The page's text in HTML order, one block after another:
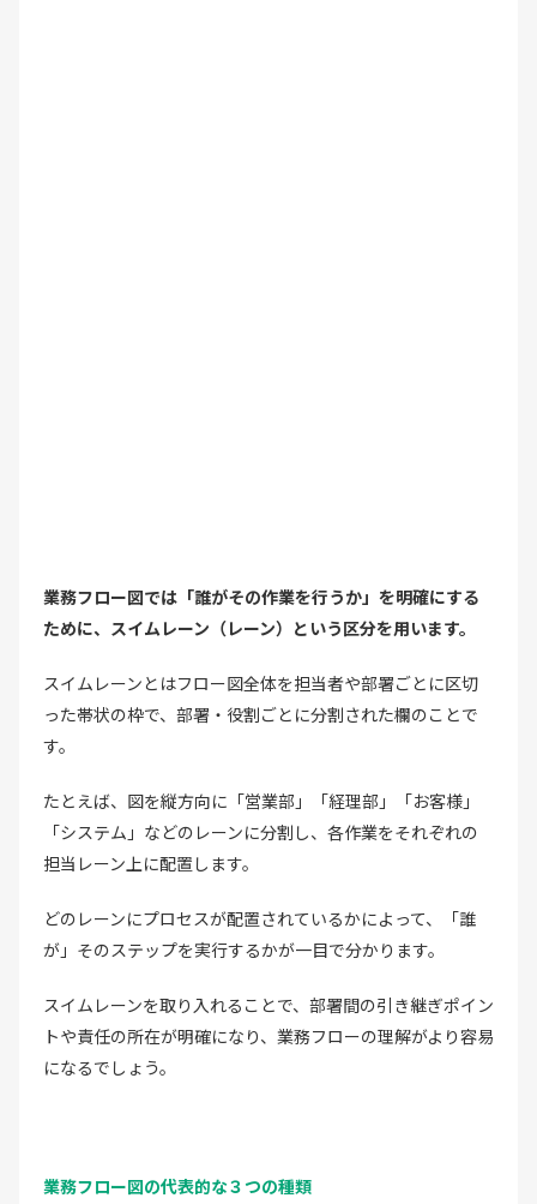
業務フロー図では「誰がその作業を行うか」を明確にする
ために、スイムレーン（レーン）という区分を用います。
スイムレーンとはフロー図全体を担当者や部署ごとに区切
った帯状の枠で、部署・役割ごとに分割された欄のことで
す。
たとえば、図を縦方向に「営業部」「経理部」「お客様」
「システム」などのレーンに分割し、各作業をそれぞれの
担当レーン上に配置します。
どのレーンにプロセスが配置されているかによって、「誰
が」そのステップを実行するかが一目で分かります。
スイムレーンを取り入れることで、部署間の引き継ぎポイン
トや責任の所在が明確になり、業務フローの理解がより容易
になるでしょう。
業務フロー図の代表的な３つの種類